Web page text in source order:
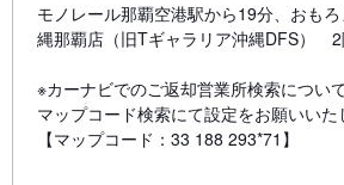
モノレール那覇空港駅から19分、おも
縄那覇店（旧Tギャラリア沖縄DFS）
※カーナビでのご返却営業所検索につい
マップコード検索にて設定をお願いいた
【マップコード：33 188 293*71】